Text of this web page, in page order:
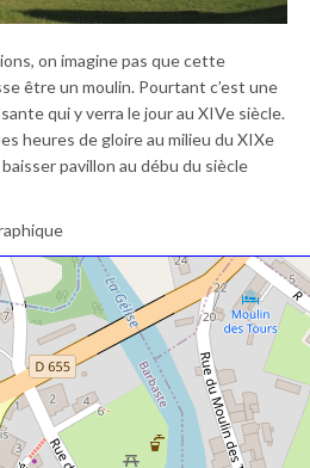
on imagine pas que cette
être un moulin. Pourtant c’est une
qui y verra le jour au XIVe siècle.
heures de gloire au milieu du XIXe
pavillon au débu du siècle